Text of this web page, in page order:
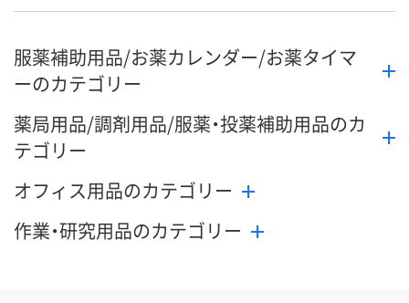
服薬補助用品/お薬カレンダー/お薬タイマ
ーのカテゴリー
薬局用品/調剤用品/服薬・投薬補助用品のカ
テゴリー
オフィス用品のカテゴリー
作業・研究用品のカテゴリー